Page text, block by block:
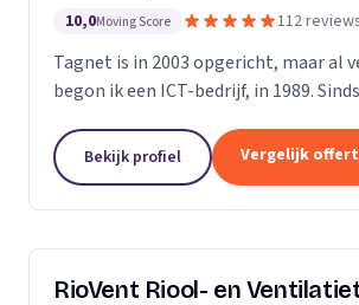
10,0Moving Score 112
Tagnet is in 2003 opgericht, maar al
begon ik een ICT-bedrijf, in 1989.
te vertellen. Wat niet gewijzigd is in
Bekijk profiel Vergelijk
RioVent Riool- en